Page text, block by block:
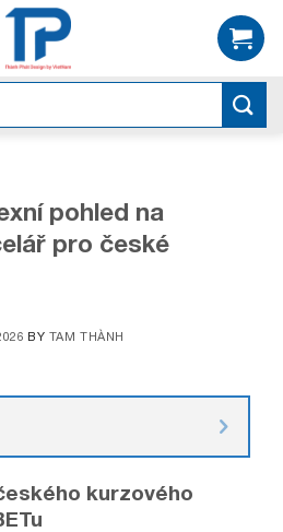
pohled na
pro české
BY TAM THÀNH
kurzového